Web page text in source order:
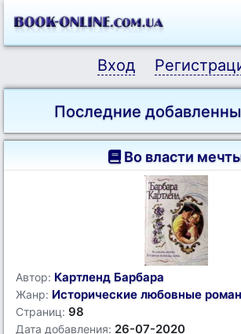
Вход
Последние
Во власти
Автор: Картленд Барбара
Жанр: Исторические любовные
Страниц: 98
Дата добавления: 26-07-2020